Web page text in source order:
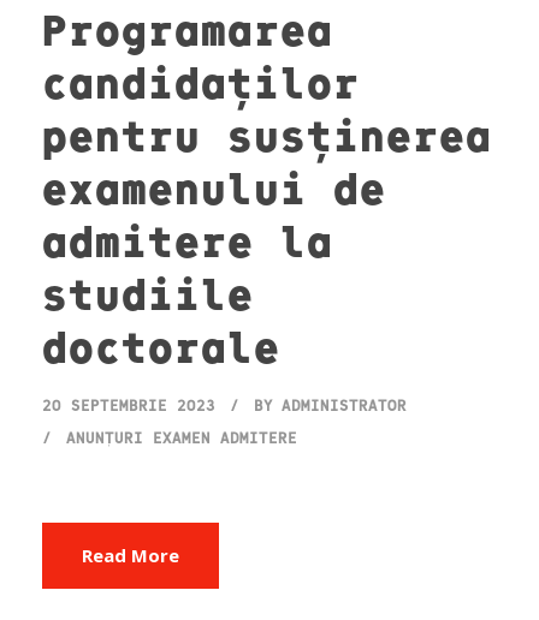
Programarea
candidaților
pentru susținerea
examenului de
admitere la
studiile
doctorale
20 SEPTEMBRIE 2023 BY ADMINISTRATOR
ANUNȚURI EXAMEN ADMITERE
Read More